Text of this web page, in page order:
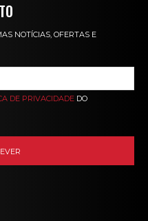
NOTÍCIAS, OFERTAS E
DE PRIVACIDADE DO